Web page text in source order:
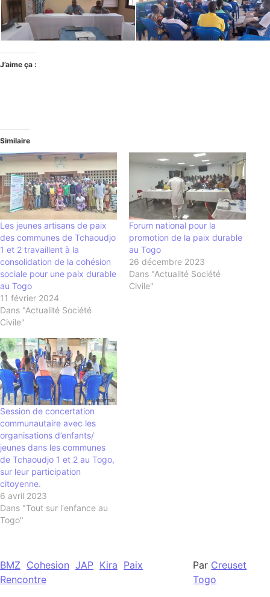
J’aime ça :
Similaire
Les jeunes artisans de paix
des communes de Tchaoudjo
1 et 2 travaillent à la
consolidation de la cohésion
sociale pour une paix durable
au Togo
11 février 2024
Dans "Actualité Société
Civile"
Forum national pour la
promotion de la paix durable
au Togo
26 décembre 2023
Dans "Actualité Société
Civile"
Session de concertation
communautaire avec les
organisations d’enfants/
jeunes dans les communes
de Tchaoudjo 1 et 2 au Togo,
sur leur participation
citoyenne.
6 avril 2023
Dans "Tout sur l'enfance au
Togo"
BMZ Cohesion JAP Kira Paix
Rencontre
Par Creuset
Togo